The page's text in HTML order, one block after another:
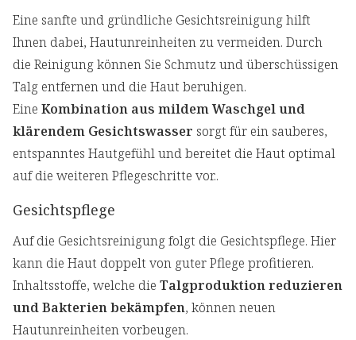
Eine sanfte und gründliche Gesichtsreinigung hilft
Ihnen dabei, Hautunreinheiten zu vermeiden. Durch
die Reinigung können Sie Schmutz und überschüssigen
Talg entfernen und die Haut beruhigen.
Eine Kombination aus mildem Waschgel und
klärendem Gesichtswasser sorgt für ein sauberes,
entspanntes Hautgefühl und bereitet die Haut optimal
auf die weiteren Pflegeschritte vor..
Gesichtspflege
Auf die Gesichtsreinigung folgt die Gesichtspflege. Hier
kann die Haut doppelt von guter Pflege profitieren.
Inhaltsstoffe, welche die Talgproduktion reduzieren
und Bakterien bekämpfen, können neuen
Hautunreinheiten vorbeugen.